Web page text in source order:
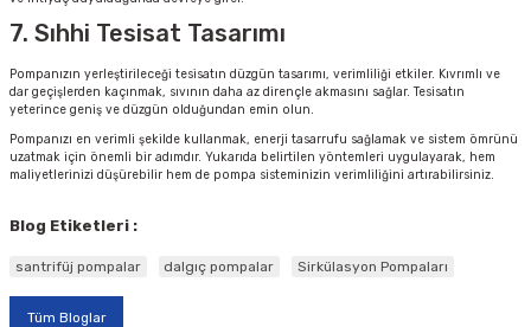
7. Sıhhi Tesisat Tasarımı
Pompanızın yerleştirileceği tesisatın düzgün tasarımı, verimliliği etkiler. Kıvrımlı ve
dar geçişlerden kaçınmak, sıvının daha az dirençle akmasını sağlar. Tesisatın
yeterince geniş ve düzgün olduğundan emin olun.
Pompanızı en verimli şekilde kullanmak, enerji tasarrufu sağlamak ve sistem ömrünü
uzatmak için önemli bir adımdır. Yukarıda belirtilen yöntemleri uygulayarak, hem
maliyetlerinizi düşürebilir hem de pompa sisteminizin verimliliğini artırabilirsiniz.
Blog Etiketleri :
santrifüj pompalar dalgıç pompalar Sirkülasyon Pompaları
Tüm Bloglar